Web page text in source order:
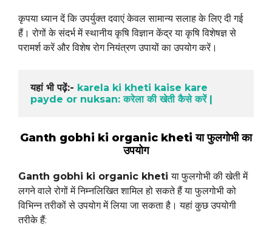
कृपया ध्यान दें कि उपर्युक्त दवाएं केवल सामान्य सलाह के लिए दी गई
हैं। रोगों के संदर्भ में स्थानीय कृषि विज्ञान केंद्र या कृषि विशेषज्ञ से
परामर्श करें और विशेष रोग नियंत्रण उपायों का उपयोग करें।
यहां भी पढ़ें:- karela ki kheti kaise kare
payde or nuksan: करेला की खेती कैसे करें |
Ganth gobhi ki organic kheti या फुलगोभी का
उपयोग
Ganth gobhi ki organic kheti या फुलगोभी की खेती में
लगने वाले रोगों में निम्नलिखित शामिल हो सकते हैं या फुलगोभी को
विभिन्न तरीकों से उपयोग में लिया जा सकता है। यहां कुछ उपयोगी
तरीके हैं: